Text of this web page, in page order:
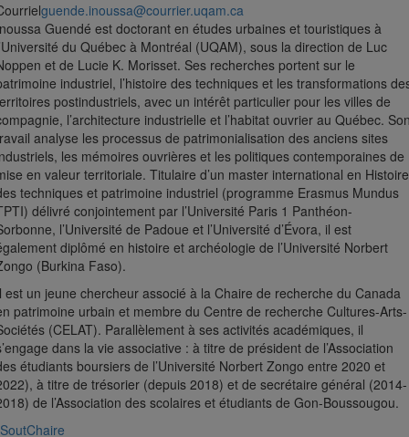
guende.inoussa@courrier.uqam.ca
Guendé est doctorant en études urbaines et touristiques à
du Québec à Montréal (UQAM), sous la direction de Luc
et de Lucie K. Morisset. Ses recherches portent sur le
industriel, l’histoire des techniques et les transformations
postindustriels, avec un intérêt particulier pour les villes de
l’architecture industrielle et l’habitat ouvrier au Québec.
analyse les processus de patrimonialisation des anciens sites
les mémoires ouvrières et les politiques contemporaines de
en valeur territoriale. Titulaire d’un master international en Histoire
techniques et patrimoine industriel (programme Erasmus Mundus
délivré conjointement par l’Université Paris 1 Panthéon-
l’Université de Padoue et l’Université d’Évora, il est
diplômé en histoire et archéologie de l’Université Norbert
(Burkina Faso).
est un jeune chercheur associé à la Chaire de recherche du Canada
patrimoine urbain et membre du Centre de recherche Cultures-Arts-
(CELAT). Parallèlement à ses activités académiques, il
dans la vie associative : à titre de président de l’Association
étudiants boursiers de l’Université Norbert Zongo entre 2020 et
à titre de trésorier (depuis 2018) et de secrétaire général (2014-
de l’Association des scolaires et étudiants de Gon-Boussougou.
SoutChaire